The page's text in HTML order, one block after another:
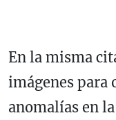
En la misma
imágenes para
anomalías en